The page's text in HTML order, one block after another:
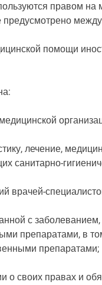
правом
предусмотрено
помощи
лечение,
санитарно-
врачей-
с
препаратами, в
препаратами;
о своих правах и